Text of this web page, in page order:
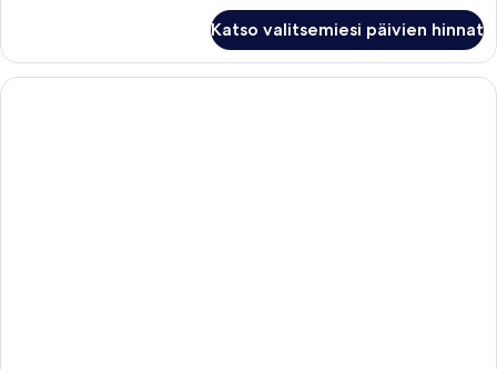
Katso valitsemiesi päivien hinnat